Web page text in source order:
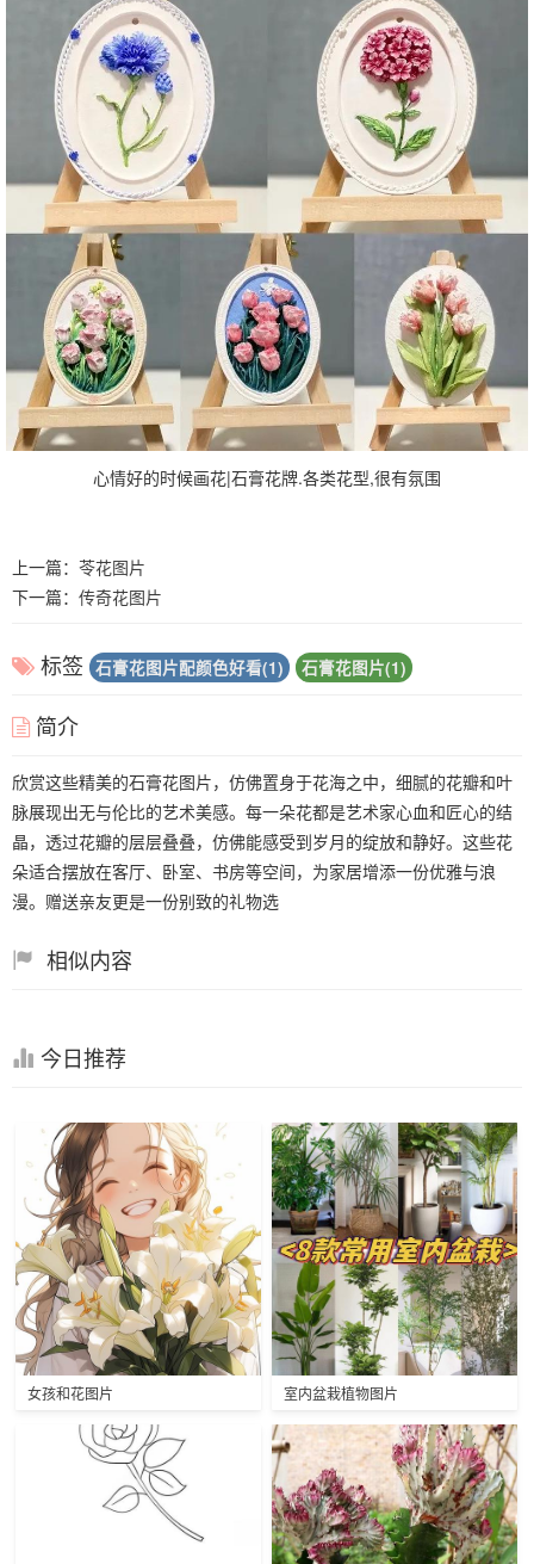
心情好的时候画花|石膏花牌.各类花型,很有氛围
上一篇： 苓花图片
下一篇： 传奇花图片
标签 石膏花图片配颜色好看(1) 石膏花图片(1)
简介
欣赏这些精美的石膏花图片，仿佛置身于花海之中，细腻的花瓣和叶
脉展现出无与伦比的艺术美感。每一朵花都是艺术家心血和匠心的结
晶，透过花瓣的层层叠叠，仿佛能感受到岁月的绽放和静好。这些花
朵适合摆放在客厅、卧室、书房等空间，为家居增添一份优雅与浪
漫。赠送亲友更是一份别致的礼物选
相似内容
今日推荐
女孩和花图片 室内盆栽植物图片